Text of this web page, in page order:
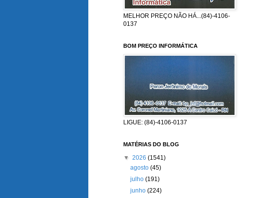
MELHOR PREÇO NÃO HÁ...(84)-4106-
0137
BOM PREÇO INFORMÁTICA
LIGUE: (84)-4106-0137
MATÉRIAS DO BLOG
▼ 2026 (1541)
agosto(45)
julho(191)
junho(224)